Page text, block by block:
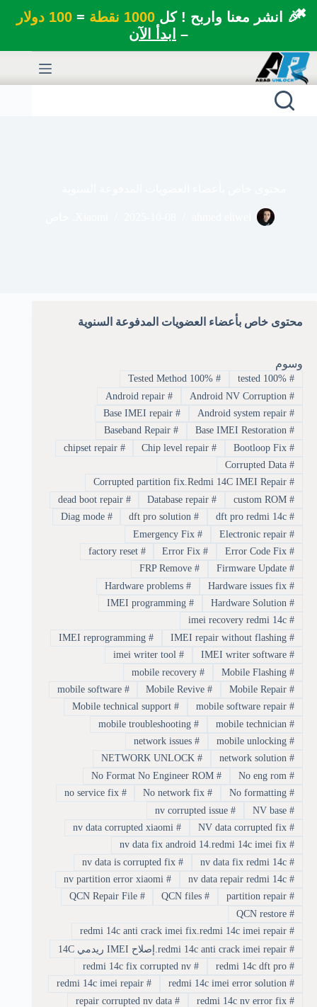
🎉 انشر معنا واربح ! كل1000 نقطة =100 دولار
– ابدأ الآن
✖
التجاوز
إلى
المحتوى
محتوى خاص بأعضاء العضويات المدفوعة السنوية
وسوم
#
100% tested
#
100% Tested Method
#
Android NV Corruption
#
Android repair
#
Android system repair
#
Base IMEI repair
#
Base IMEI Restoration
#
Baseband Repair
#
Bootloop Fix
#
Chip level repair
#
chipset repair
#
Corrupted Data
#
Corrupted partition fix.Redmi 14C IMEI Repair
#
custom ROM
#
Database repair
#
dead boot repair
#
dft pro redmi 14c
#
dft pro solution
#
Diag mode
#
Electronic repair
#
Emergency Fix
#
Error Code Fix
#
Error Fix
#
factory reset
#
Firmware Update
#
FRP Remove
#
Hardware issues fix
#
Hardware problems
#
Hardware Solution
#
IMEI programming
#
imei recovery redmi 14c
#
IMEI repair without flashing
#
IMEI reprogramming
#
IMEI writer software
#
imei writer tool
#
Mobile Flashing
#
mobile recovery
#
Mobile Repair
#
Mobile Revive
#
mobile software
#
mobile software repair
#
Mobile technical support
#
mobile technician
#
mobile troubleshooting
#
mobile unlocking
#
network issues
#
network solution
#
NETWORK UNLOCK
#
No eng rom
#
No Format No Engineer ROM
#
No formatting
#
No network fix
#
no service fix
#
NV base
#
nv corrupted issue
#
NV data corrupted fix
#
nv data corrupted xiaomi
#
nv data fix android 14.redmi 14c imei fix
#
nv data fix redmi 14c
#
nv data is corrupted fix
#
nv data repair redmi 14c
#
nv partition error xiaomi
#
partition repair
#
QCN files
#
QCN Repair File
#
QCN restore
#
redmi 14c anti crack imei fix.redmi 14c imei repair
#redmi 14c anti crack imei repair.إصلاح IMEI ريدمي 14C
#
redmi 14c dft pro
#
redmi 14c fix corrupted nv
#
redmi 14c imei error solution
#
redmi 14c imei repair
#
redmi 14c nv error fix
#
repair corrupted nv data